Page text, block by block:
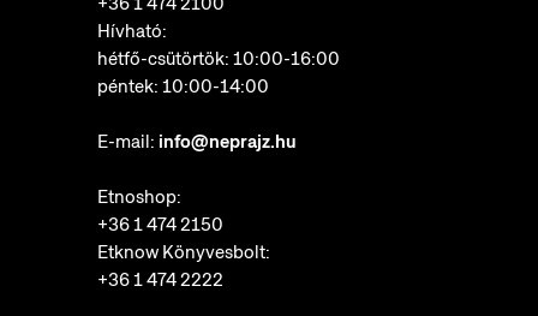
Hívható:
hétfő-csütörtök: 10:00-16:00
péntek: 10:00-14:00
E-mail: info@neprajz.hu
Etnoshop:
+36 1 474 2150
Etknow Könyvesbolt:
+36 1 474 2222